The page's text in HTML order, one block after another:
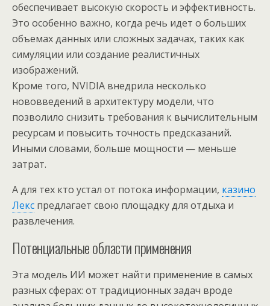
обеспечивает высокую скорость и эффективность.
Это особенно важно, когда речь идет о больших
объемах данных или сложных задачах, таких как
симуляции или создание реалистичных
изображений.
Кроме того, NVIDIA внедрила несколько
нововведений в архитектуру модели, что
позволило снизить требования к вычислительным
ресурсам и повысить точность предсказаний.
Иными словами, больше мощности — меньше
затрат.
А для тех кто устал от потока информации, казино
Лекс предлагает свою площадку для отдыха и
развлечения.
Потенциальные области применения
Эта модель ИИ может найти применение в самых
разных сферах: от традиционных задач вроде